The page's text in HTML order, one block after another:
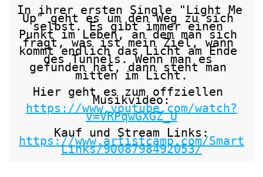
In ihrer ersten Single "Light Me
Up" geht es um den Weg zu sich
selbst. Es gibt immer einen
Punkt im Leben, an dem man sich
fragt, was ist mein Ziel, wann
kommt endlich das Licht am Ende
des Tunnels. Wenn man es
gefunden hat, dann steht man
mitten im Licht.
Hier geht es zum offziellen
https://www.youtube.com/watch?
v=VRPqwGXGZ_U
https://www.artistcamp.com/Smart
Links/9008798492053/